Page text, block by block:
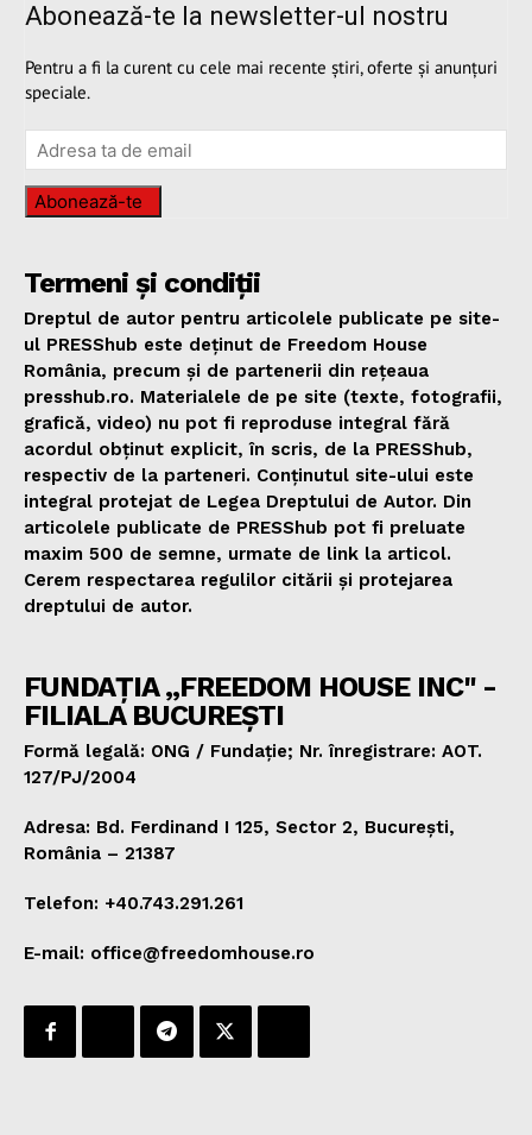
Abonează-te la newsletter-ul nostru
Pentru a fi la curent cu cele mai recente știri, oferte și anunțuri
speciale.
Abonează-te
Termeni și condiții
Dreptul de autor pentru articolele publicate pe site-
ul PRESShub este deținut de Freedom House
România, precum și de partenerii din rețeaua
presshub.ro. Materialele de pe site (texte, fotografii,
grafică, video) nu pot fi reproduse integral fără
acordul obținut explicit, în scris, de la PRESShub,
respectiv de la parteneri. Conținutul site-ului este
integral protejat de Legea Dreptului de Autor. Din
articolele publicate de PRESShub pot fi preluate
maxim 500 de semne, urmate de link la articol.
Cerem respectarea regulilor citării și protejarea
dreptului de autor.
FUNDAȚIA „FREEDOM HOUSE INC" -
FILIALA BUCUREȘTI
Formă legală: ONG / Fundație; Nr. înregistrare: AOT.
127/PJ/2004
Adresa: Bd. Ferdinand I 125, Sector 2, București,
România – 21387
Telefon: +40.743.291.261
E-mail: office@freedomhouse.ro